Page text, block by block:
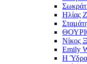
Ηλίας
Νίκος
Emily
Η Ύδρα